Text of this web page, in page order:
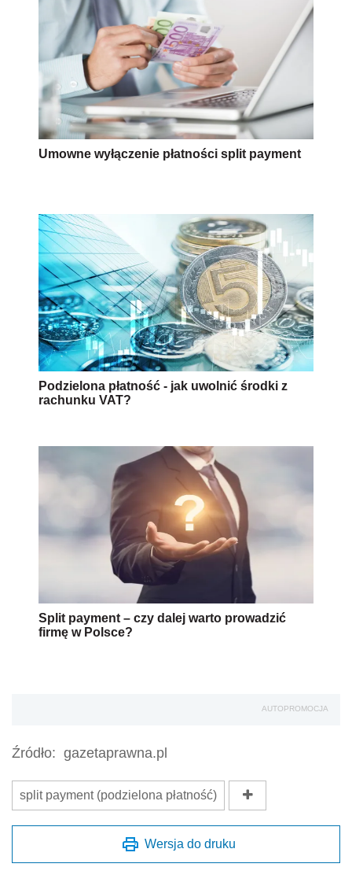
Umowne wyłączenie płatności split payment
Podzielona płatność - jak uwolnić środki z
rachunku VAT?
Split payment – czy dalej warto prowadzić
firmę w Polsce?
AUTOPROMOCJA
Źródło: gazetaprawna.pl
split payment (podzielona płatność)
Wersja do druku